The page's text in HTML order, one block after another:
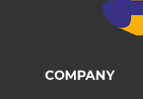
COMPANY